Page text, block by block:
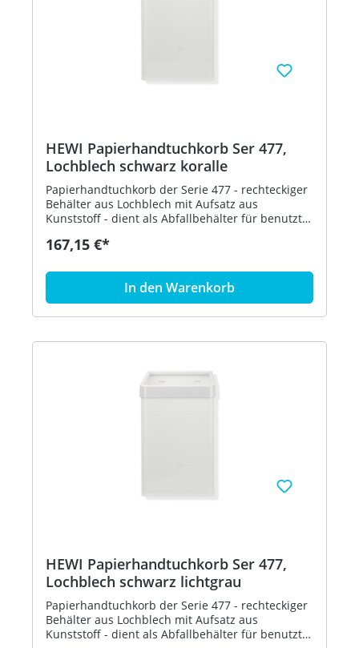
HEWI Papierhandtuchkorb Ser 477,
Lochblech schwarz koralle
Papierhandtuchkorb der Serie 477 - rechteckiger
Behälter aus Lochblech mit Aufsatz aus
Kunststoff - dient als Abfallbehälter für benutzte
Befestigung und Abdeckung von Abfallbeuteln
oder zur Wandmontage - 305 mm breit, 515 mm
hoch und 300 mm tief - Lochblech, schwarz - aus
hochglänzendem Polyamid nach HEWI
Farbtabelle - in HEWI Farbe 36 (Koralle)
167,15 €*
In den Warenkorb
HEWI Papierhandtuchkorb Ser 477,
Lochblech schwarz lichtgrau
Papierhandtuchkorb der Serie 477 - rechteckiger
Behälter aus Lochblech mit Aufsatz aus
Kunststoff - dient als Abfallbehälter für benutzte